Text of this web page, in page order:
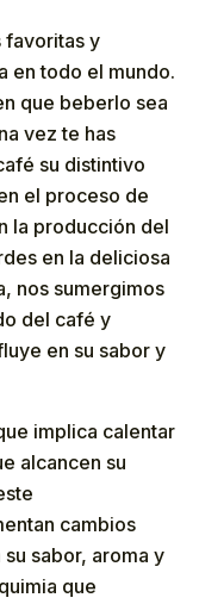
favoritas y
en todo el mundo.
que beberlo sea
vez te has
su distintivo
el proceso de
la producción del
en la deliciosa
nos sumergimos
del café y
en su sabor y
implica calentar
alcancen su
cambios
sabor, aroma y
que